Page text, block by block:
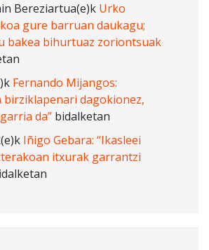
Bereziartua(e)k Urko
gure barruan daukagu;
bakea bihurtuaz zoriontsuak
Fernando Mijangos:
birziklapenari dagokionez,
da” bidalketan
(e)k Iñigo Gebara: “Ikasleei
itxurak garrantzi